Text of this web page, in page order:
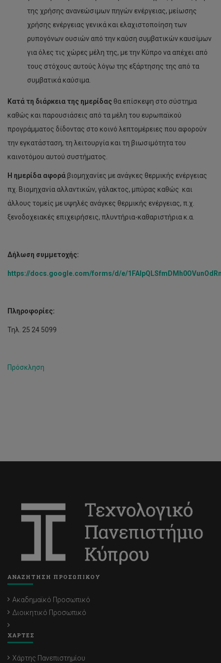
της χρήσης ανανεώσιμων πηγών ενέργειας, μείωσης
χρήσης ενέργειας γενικά και ελαχιστοποίηση των
ρυπογόνων ουσιών από την καύση συμβατικών καυσίμων
για όλες τις χώρες μέλη της, με την Κύπρο να απέχει από
τους στόχους αυτούς λόγω της εξάρτησης της από τα
συμβατικά καύσιμα.
Κατά τη διάρκεια της ημερίδας θα επίσκεψη στο σύστημα
καθώς και παρουσιάσεις από τα μέλη του ευρωπαϊκού
προγράμματος δίδοντας στο κοινό λεπτομέρειες που αφορούν
την εγκατάσταση, τη λειτουργία και τη βιωσιμότητα του
καινοτόμου αυτού συστήματος.
Η ημερίδα αφορά βιομηχανίες με ανάγκες θερμικής ενέργειας
πχ. Βιομηχανία αλλαντικών, γάλακτος, μπύρας καθώς και
άλλους τομείς με υψηλές ανάγκες θερμικής ενέργειας, π.χ.
ξενοδοχειακές επιχειρήσεις, πλυντήρια-καθαριστήρια κ.α.
Δήλωση συμμετοχής:
https://docs.google.com/forms/d/e/1 FAIpQLSfmDMh0
Πληροφορίες:
Τηλ. 25 24 5099
Πρόσκληση
ΑΝΑΖΗΤΗΣΗ ΠΡΟΣΩΠΙΚΟΥ
Ακαδημαϊκό Προσωπικό
Διοικητικό Προσωπικό
ΧΑΡΤΕΣ
Χάρτης Πανεπιστημίου